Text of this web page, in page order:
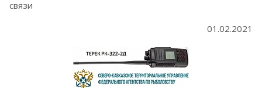
связи
01.02.2021